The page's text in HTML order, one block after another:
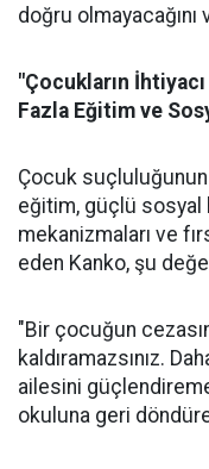
doğru olmayacağını
"Çocukların
Fazla Eğitim ve
Çocuk
eğitim, güçlü
mekanizmaları ve
eden Kanko, şu
"Bir çocuğun
kaldıramazsınız.
ailesini
okuluna geri